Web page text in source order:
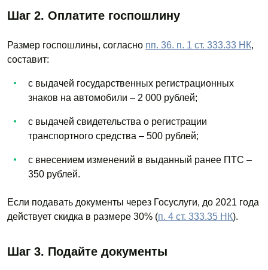
Шаг 2. Оплатите госпошлину
Размер госпошлины, согласно пп. 36. п. 1 ст. 333.33 НК,
составит:
с выдачей государственных регистрационных
знаков на автомобили – 2 000 рублей;
с выдачей свидетельства о регистрации
транспортного средства – 500 рублей;
с внесением изменений в выданный ранее ПТС –
350 рублей.
Если подавать документы через Госуслуги, до 2021 года
действует скидка в размере 30% (п. 4 ст. 333.35 НК).
Шаг 3. Подайте документы